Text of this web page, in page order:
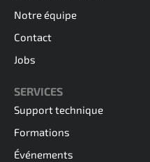
Notre équipe
Contact
Jobs
SERVICES
Support technique
Formations
Événements